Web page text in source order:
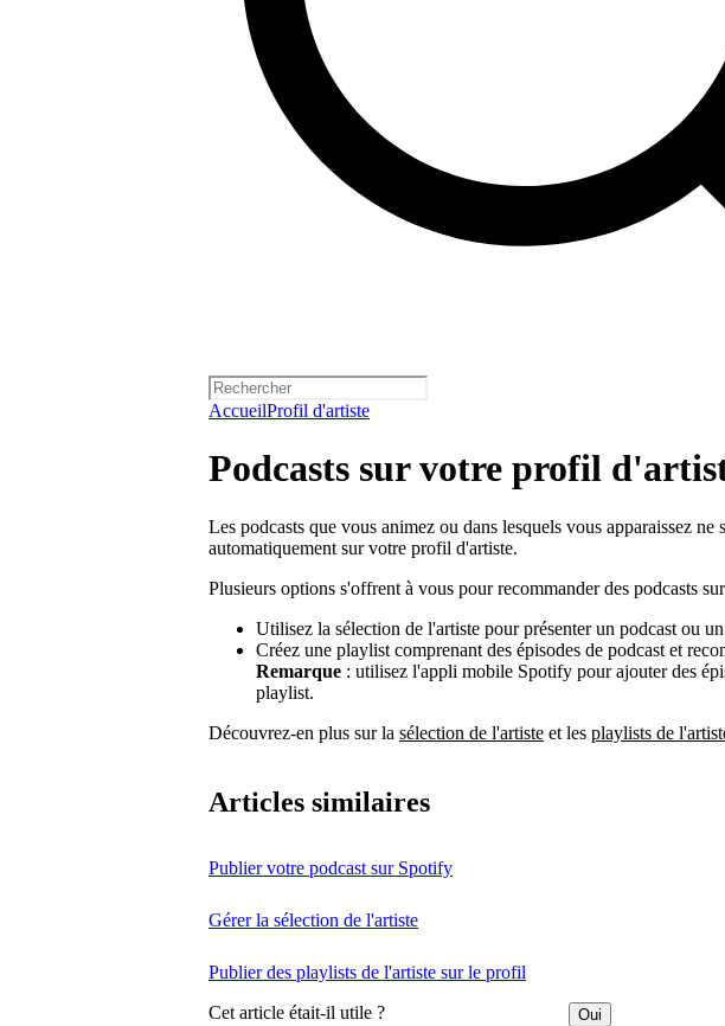
AccueilProfil d'artiste
Podcasts sur votre profil
Les podcasts que vous animez ou dans lesquels vous apparaissez ne
automatiquement sur votre profil d'artiste.
Plusieurs options s'offrent à vous pour recommander des podcasts
Utilisez la sélection de l'artiste pour présenter un podcast ou
Créez une playlist comprenant des épisodes de podcast et
Remarque : utilisez l'appli mobile Spotify pour ajouter des
playlist.
Découvrez-en plus sur la sélection de l'artiste et les playlists de
Articles similaires
Publier votre podcast sur Spotify
Gérer la sélection de l'artiste
Publier des playlists de l'artiste sur le profil
Cet article était-il utile ? Oui